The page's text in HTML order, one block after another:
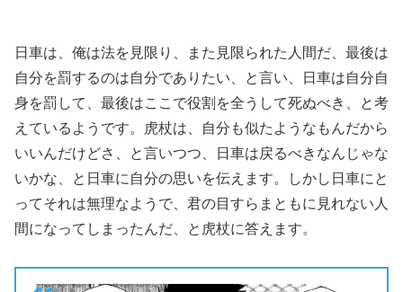
日車は、俺は法を見限り、また見限られた人間だ、最後は
自分を罰するのは自分でありたい、と言い、日車は自分自
身を罰して、最後はここで役割を全うして死ぬべき、と考
えているようです。虎杖は、自分も似たようなもんだから
いいんだけどさ、と言いつつ、日車は戻るべきなんじゃな
いかな、と日車に自分の思いを伝えます。しかし日車にと
ってそれは無理なようで、君の目すらまともに見れない人
間になってしまったんだ、と虎杖に答えます。